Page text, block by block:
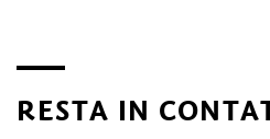
RESTA IN